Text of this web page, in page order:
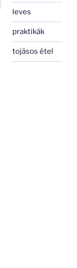
leves
praktikák
tojásos étel